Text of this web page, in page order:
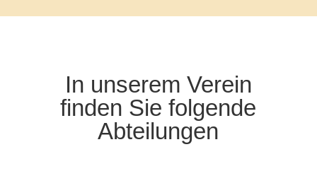
In unserem Verein
finden Sie folgende
Abteilungen